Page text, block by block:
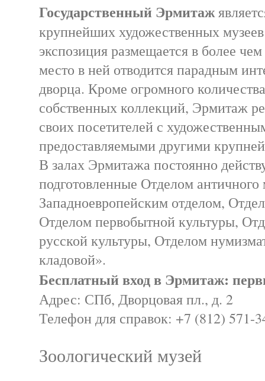
Государственный Эрмитаж
крупнейших художественных
экспозиция размещается в более
место в ней отводится парадным
дворца. Кроме огромного
собственных коллекций, Эрмитаж
своих посетителей с
предоставляемыми другими
В залах Эрмитажа постоянно
подготовленные Отделом античного
Западноевропейским отделом,
Отделом первобытной культуры,
русской культуры, Отделом
кладовой».
Бесплатный вход в Эрмитаж:
Адрес: СПб, Дворцовая пл., д. 2
Телефон для справок: +7 (812) 571-
Зоологический музей